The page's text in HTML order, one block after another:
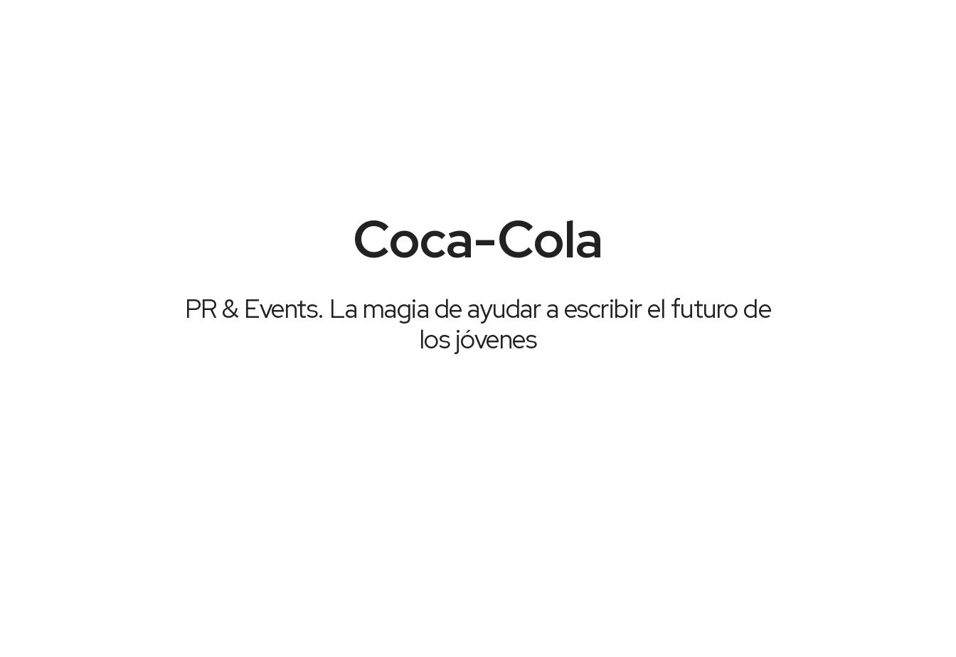
Coca-Cola
PR & Events. La magia de ayudar a escribir el futuro de
los jóvenes